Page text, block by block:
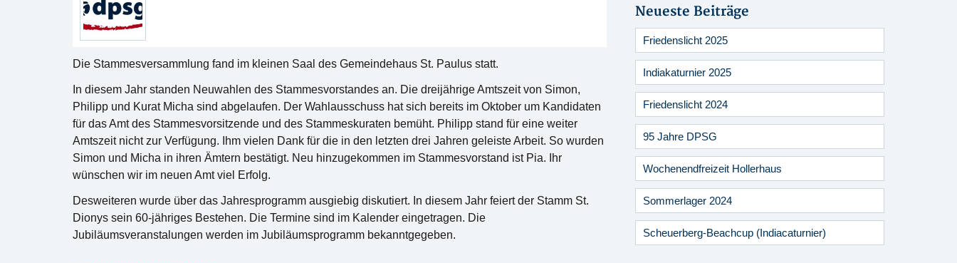
Die Stammesversammlung fand im kleinen Saal des Gemeindehaus St. Paulus statt.
In diesem Jahr standen Neuwahlen des Stammesvorstandes an. Die dreijährige Amtszeit von Simon,
Philipp und Kurat Micha sind abgelaufen. Der Wahlausschuss hat sich bereits im Oktober um Kandidaten
für das Amt des Stammesvorsitzende und des Stammeskuraten bemüht. Philipp stand für eine weiter
Amtszeit nicht zur Verfügung. Ihm vielen Dank für die in den letzten drei Jahren geleiste Arbeit. So wurden
Simon und Micha in ihren Ämtern bestätigt. Neu hinzugekommen im Stammesvorstand ist Pia. Ihr
wünschen wir im neuen Amt viel Erfolg.
Desweiteren wurde über das Jahresprogramm ausgiebig diskutiert. In diesem Jahr feiert der Stamm St.
Dionys sein 60-jähriges Bestehen. Die Termine sind im Kalender eingetragen. Die
Jubiläumsveranstalungen werden im Jubiläumsprogramm bekanntgegeben.
Neueste Beiträge
Friedenslicht 2025
Indiakaturnier 2025
Friedenslicht 2024
95 Jahre DPSG
Wochenendfreizeit Hollerhaus
Sommerlager 2024
Scheuerberg-Beachcup (Indiacaturnier)